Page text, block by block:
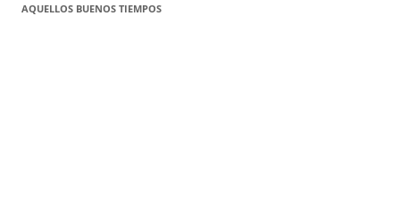
AQUELLOS BUENOS TIEMPOS